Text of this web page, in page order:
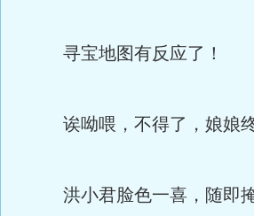
寻宝地图有反应了！
诶呦喂，不得了，娘娘终
洪小君脸色一喜，随即掩